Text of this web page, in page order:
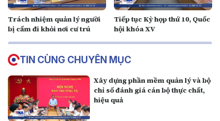
Trách nhiệm quản lý người
bị cấm đi khỏi nơi cư trú
Tiếp tục Kỳ họp thứ 10, Quốc
hội khóa XV
TIN CÙNG CHUYÊN MỤC
Xây dựng phần mềm quản lý và bộ
chỉ số đánh giá cán bộ thực chất,
hiệu quả